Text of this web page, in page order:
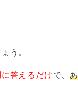
う。
答えるだけで、あ